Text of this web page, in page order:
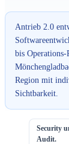
Antrieb 2.0
bis
Region mit
Sichtbarkeit.
Security
Audit.